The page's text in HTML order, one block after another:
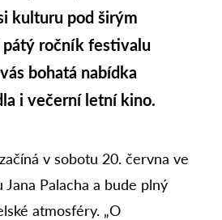
kulturu pod širým
ročník festivalu
bohatá nabídka
i večerní letní kino.
v sobotu 20. června ve
Palacha a bude plný
atmosféry. „O